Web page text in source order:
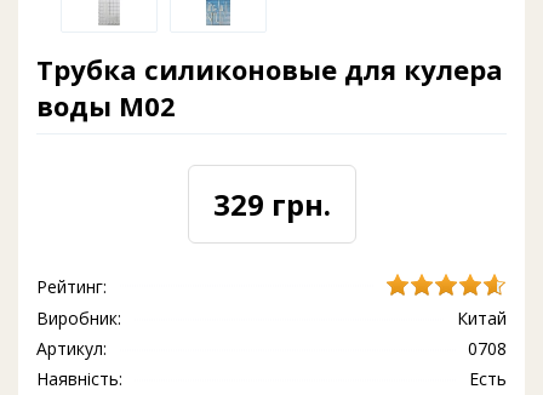
Трубка силиконовые для кулера
воды M02
329 грн.
Рейтинг:
Китай
Виробник:
0708
Артикул:
Есть
Наявність: